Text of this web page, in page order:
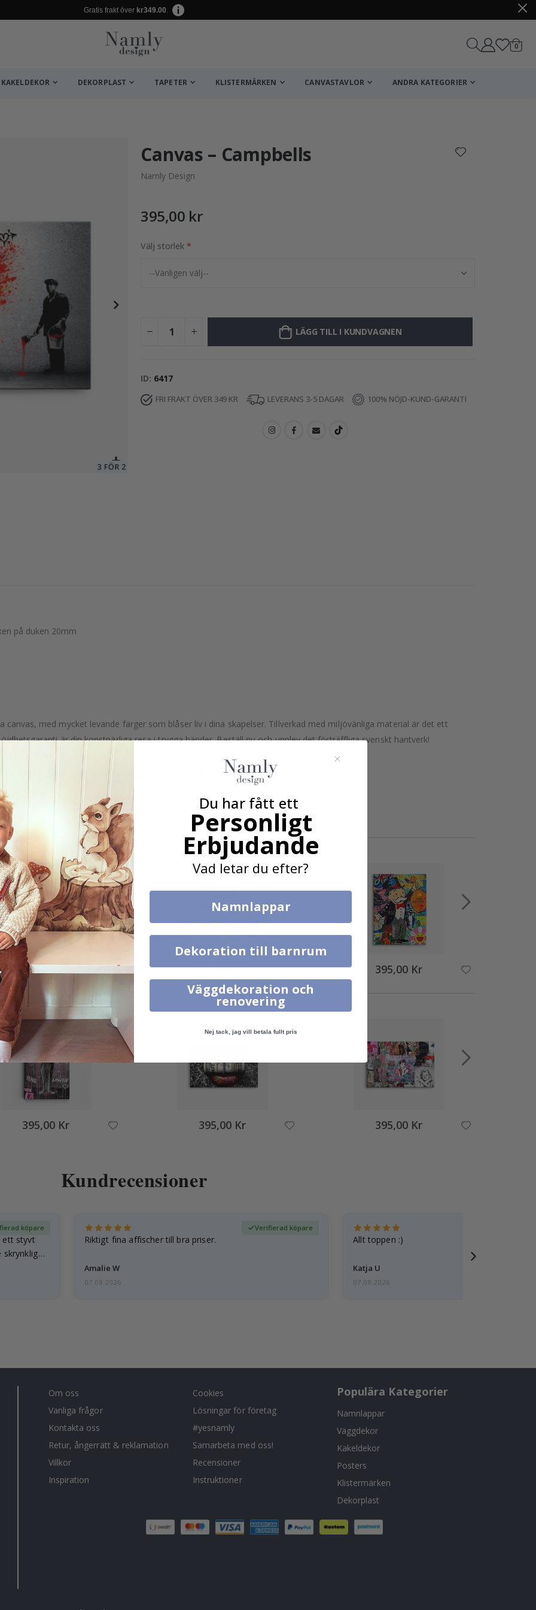
Gratis frakt över kr349.00.
0
KAKELDEKOR DEKORPLAST TAPETER KLISTERMÄRKEN CANVASTAVLOR ANDRA KATEGORIER
149,00 Kr
Canvas – Campbells
Namly Design
395,00 kr
Välj storlek
LÄGG TILL I KUNDVAGNEN
ID 6417
FRI FRAKT ÖVER 349 KR LEVERANS 3-5 DAGAR 100% NÖJD-KUND-GARANTI
på duken 20mm
med mycket levande färger som blåser liv i dina skapelser. Tillverkad med miljövänliga material är det ett
är din konstnärliga resa i trygga händer. Beställ nu och upplev det förträffliga svenskt hantverk!
Verklig inspiration från våra glada kunder!
Tagga ditt med #namly_design
Andra köpte också
395,00 Kr 249,00 Kr 395,00 Kr
Liknande Produkter
395,00 Kr 395,00 Kr 395,00 Kr
Kundrecensioner
ett styvt
köpare
Riktigt fina affischer till bra priser.
Amalie W
Verifierad köpare
07.08.2026
Allt toppen :)
Katja U
07.08.2026
Om oss
Vanliga frågor
Kontakta oss
Retur, ångerrätt & reklamation
Villkor
Inspiration
Cookies
Lösningar för företag
#yesnamly
Samarbeta med oss!
Recensioner
Instruktioner
Populära Kategorier
Namnlappar
Väggdekor
Kakeldekor
Posters
Klistermärken
Dekorplast
Du har fått ett
Personligt
Erbjudande
Vad letar du efter?
Namnlappar
Dekoration till barnrum
Väggdekoration och
renovering
Nej tack, jag vill betala fullt pris